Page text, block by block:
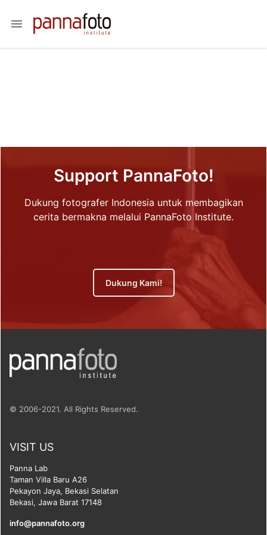
menu
Support PannaFoto!
Dukung fotografer Indonesia untuk membagikan
cerita bermakna melalui PannaFoto Institute.
Dukung Kami!
© 2006-2021. All Rights Reserved.
VISIT US
Panna Lab
Taman Villa Baru A26
Pekayon Jaya, Bekasi Selatan
Bekasi, Jawa Barat 17148
info@pannafoto.org